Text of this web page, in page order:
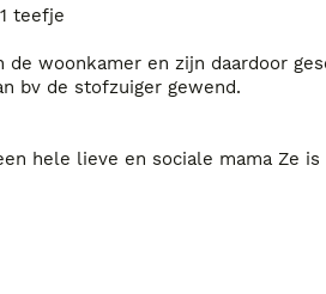
teefje
de woonkamer en zijn daardoor
bv de stofzuiger gewend.
hele lieve en sociale mama Ze
gechip ingeënt en